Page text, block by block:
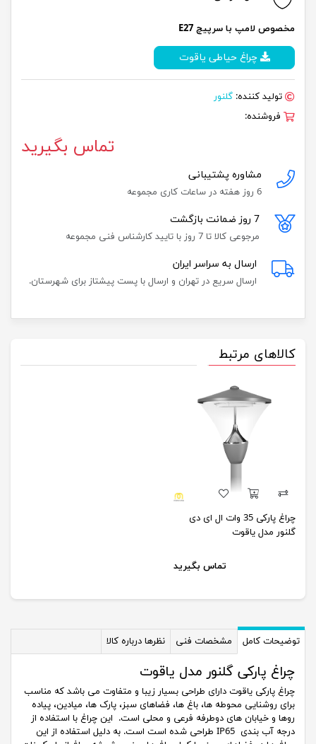
مخصوص لامپ با سرپیچ E27
چراغ حیاطی یاقوت
تولید کننده: گلنور
فروشنده:
تماس بگیرید
مشاوره پشتیبانی
6 روز هفته در ساعات کاری مجموعه
7 روز ضمانت بازگشت
مرجوعی کالا تا 7 روز با تایید کارشناس فنی مجموعه
ارسال به سراسر ایران
ارسال سریع در تهران و ارسال با پست پیشتاز برای شهرستان.
کالاهای مرتبط
چراغ پارکی 35 وات ال ای دی
گلنور مدل یاقوت
تماس بگیرید
توضیحات کامل مشخصات فنی نظرها درباره کالا
چراغ پارکی گلنور مدل یاقوت
چراغ پارکی یاقوت دارای طراحی بسیار زیبا و متفاوت می باشد که مناسب
برای روشنایی محوطه ها، باغ ها، فضاهای سبز، پارک ها، میادین، پیاده
روها و خیابان های دوطرفه فرعی و محلی است. این چراغ با استفاده از
درجه آب بندی IP65 طراحی شده است است. به دلیل استفاده از این